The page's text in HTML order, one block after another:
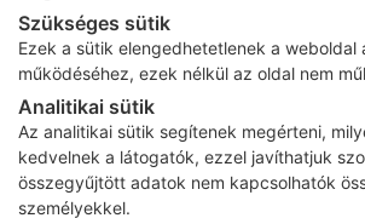
Szükséges sütik
Ezek a sütik elengedhetetlenek a weboldal
működéséhez, ezek nélkül az oldal nem
Analitikai sütik
Az analitikai sütik segítenek megérteni,
kedvelnek a látogatók, ezzel javíthatjuk
összegyűjtött adatok nem kapcsolhatók
személyekkel.
Karrier
Az oldalon feltüntetett árak az ÁFÁ-t
A képek a Shutterstock.com és a
kerültek felhasználásra.
Copyright 2026 © Prima Medica